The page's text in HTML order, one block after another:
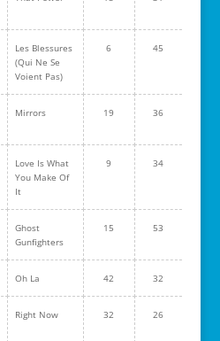
Les Blessures
(Qui Ne Se
Voient Pas)
6 45
Mirrors 19 36
Love Is What
You Make Of
It
9 34
Ghost
Gunfighters
15 53
Oh La 42 32
Right Now 32 26